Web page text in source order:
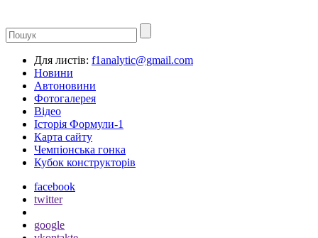
Для листів: f1analytic@gmail.com
Новини
Автоновини
Фотогалерея
Відео
Історія Формули-1
Карта сайту
Чемпіонська гонка
Кубок конструкторів
facebook
twitter
google